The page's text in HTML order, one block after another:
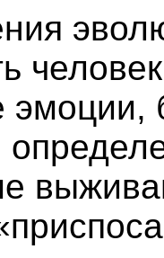
эмоции,